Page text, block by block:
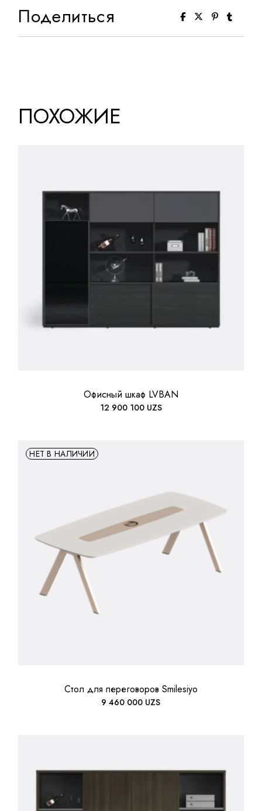
Поделиться
ПОХОЖИЕ
Офисный шкаф LVBAN
12 900 100 UZS
НЕТ В НАЛИЧИИ
Стол для переговоров Smilesiyo
9 460 000 UZS